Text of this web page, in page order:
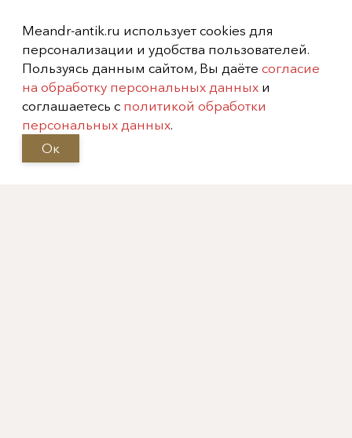
Советский фарфор
Западноевропейски
й фарфор
Русский фарфор
Meandr-antik.ru использует cookies для
персонализации и удобства пользователей.
Пользуясь данным сайтом, Вы даёте согласие
на обработку персональных данных и
соглашаетесь с политикой обработки
персональных данных.
Ок